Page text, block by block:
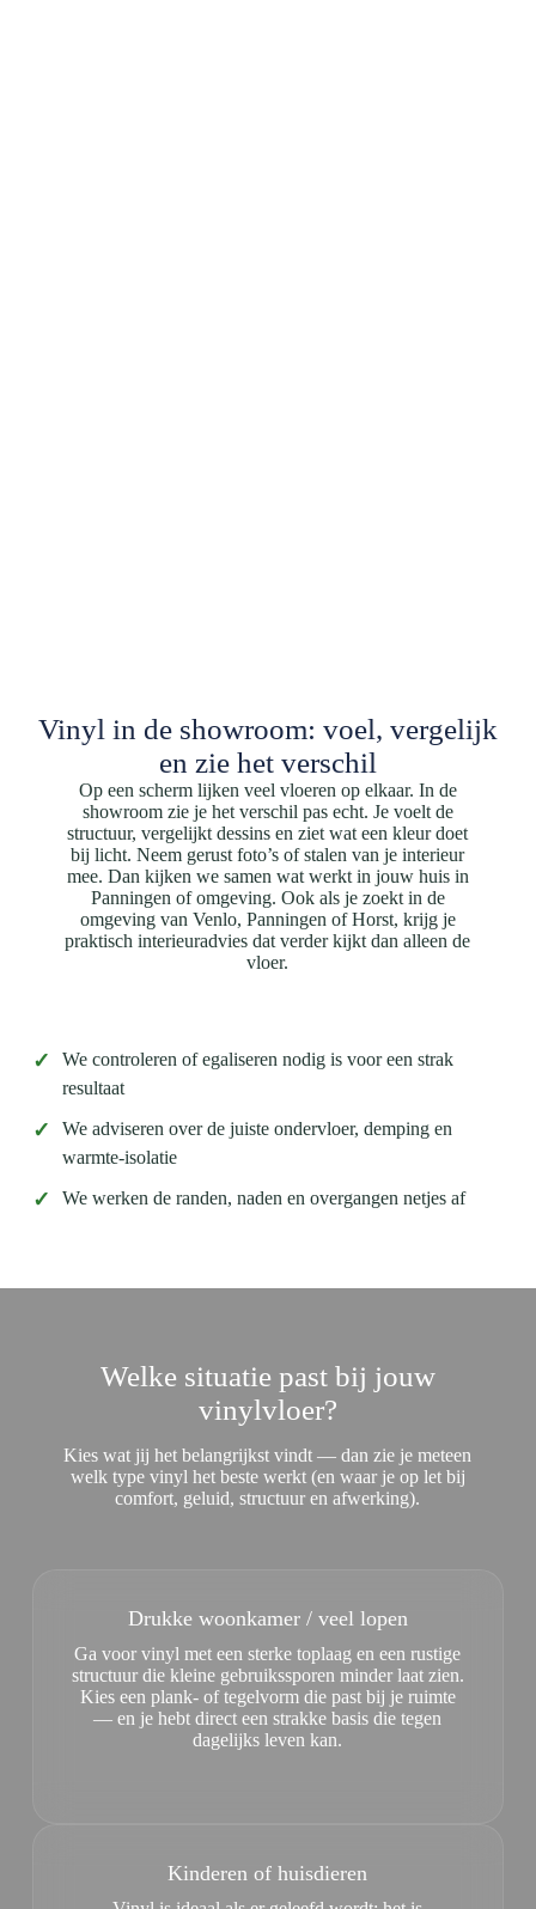
Vinyl in de showroom: voel, vergelijk
en zie het verschil
Op een scherm lijken veel vloeren op elkaar. In de
showroom zie je het verschil pas echt. Je voelt de
structuur, vergelijkt dessins en ziet wat een kleur doet
bij licht. Neem gerust foto’s of stalen van je interieur
mee. Dan kijken we samen wat werkt in jouw huis in
Panningen of omgeving. Ook als je zoekt in de
omgeving van Venlo, Panningen of Horst, krijg je
praktisch interieuradvies dat verder kijkt dan alleen de
vloer.
✓
We controleren of egaliseren nodig is voor een strak
resultaat
✓
We adviseren over de juiste ondervloer, demping en
warmte-isolatie
✓ We werken de randen, naden en overgangen netjes af
Welke situatie past bij jouw
vinylvloer?
Kies wat jij het belangrijkst vindt — dan zie je meteen
welk type vinyl het beste werkt (en waar je op let bij
comfort, geluid, structuur en afwerking).
Drukke woonkamer / veel lopen
Ga voor vinyl met een sterke toplaag en een rustige
structuur die kleine gebruikssporen minder laat zien.
Kies een plank- of tegelvorm die past bij je ruimte
— en je hebt direct een strakke basis die tegen
dagelijks leven kan.
Kinderen of huisdieren